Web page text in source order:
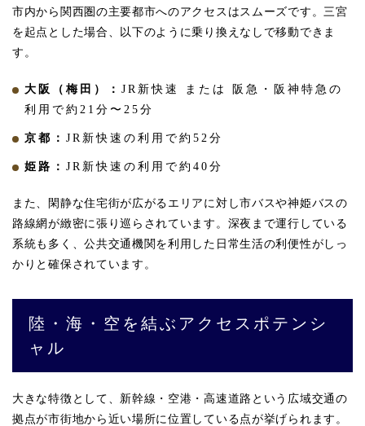
市内から関西圏の主要都市へのアクセスはスムーズです。三宮
を起点とした場合、以下のように乗り換えなしで移動できま
す。
大阪（梅田）： JR新快速 または 阪急・阪神特急の
利用で約21分〜25分
京都： JR新快速の利用で約52分
姫路： JR新快速の利用で約40分
また、閑静な住宅街が広がるエリアに対し市バスや神姫バスの
路線網が緻密に張り巡らされています。深夜まで運行している
系統も多く、公共交通機関を利用した日常生活の利便性がしっ
かりと確保されています。
陸・海・空を結ぶアクセスポテンシ
ャル
大きな特徴として、新幹線・空港・高速道路という広域交通の
拠点が市街地から近い場所に位置している点が挙げられます。